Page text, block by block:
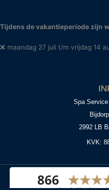
Tijdens de vakantieperiode zijn
❌ maandag 27 juli t/m vrijdag 14
Spa
2992 LB
KVK: